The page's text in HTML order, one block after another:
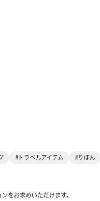
#トラベルアイテム #りぼん
をお求めいただけます。